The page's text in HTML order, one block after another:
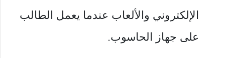
الإلكتروني والألعاب عندما يعمل الطالب
على جهاز الحاسوب.